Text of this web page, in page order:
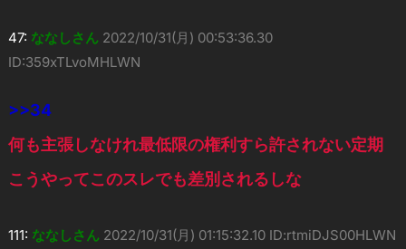
47: ななしさん 2022/10/31(月) 00:53:36.30
ID:359xTLvoMHLWN
>>34
何も主張しなけれ最低限の権利すら許されない定期
こうやってこのスレでも差別されるしな
111: ななしさん 2022/10/31(月) 01:15:32.10 ID:rtmiDJS00HLWN